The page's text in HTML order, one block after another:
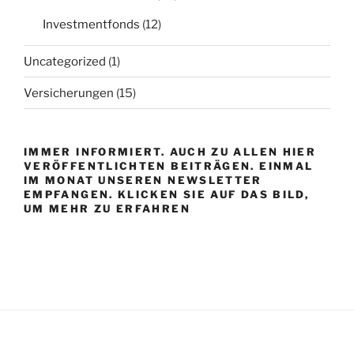
Investmentfonds (12)
Uncategorized (1)
Versicherungen (15)
IMMER INFORMIERT. AUCH ZU ALLEN HIER
VERÖFFENTLICHTEN BEITRÄGEN. EINMAL
IM MONAT UNSEREN NEWSLETTER
EMPFANGEN. KLICKEN SIE AUF DAS BILD,
UM MEHR ZU ERFAHREN